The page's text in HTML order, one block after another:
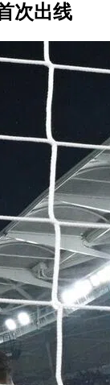
次出线